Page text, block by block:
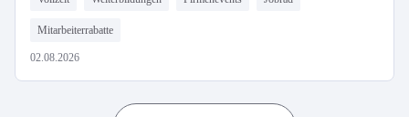
Mitarbeiterrabatte
02.08.2026